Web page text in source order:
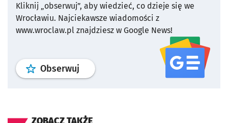
Kliknij „obserwuj”, aby wiedzieć, co dzieje się we
Wrocławiu. Najciekawsze wiadomości z
www.wroclaw.pl znajdziesz w Google News!
Obserwuj profil serwisu
ZOBACZ TAKŻE